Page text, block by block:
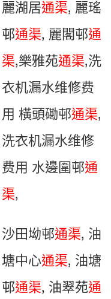
麗湖居通渠, 麗瑤
邨通渠, 麗閣邨通
渠,樂雅苑通渠,洗
衣机漏水维修费
用 橫頭磡邨通渠,
洗衣机漏水维修
费用 水邊圍邨通
渠,
沙田坳邨通渠, 油
塘中心通渠, 油塘
邨通渠, 油翠苑通